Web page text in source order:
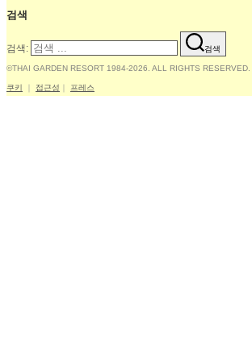
검색
검색: 검색
©THAI GARDEN RESORT 1984-2026. ALL RIGHTS RESERVED.
쿠키 접근성 프레스